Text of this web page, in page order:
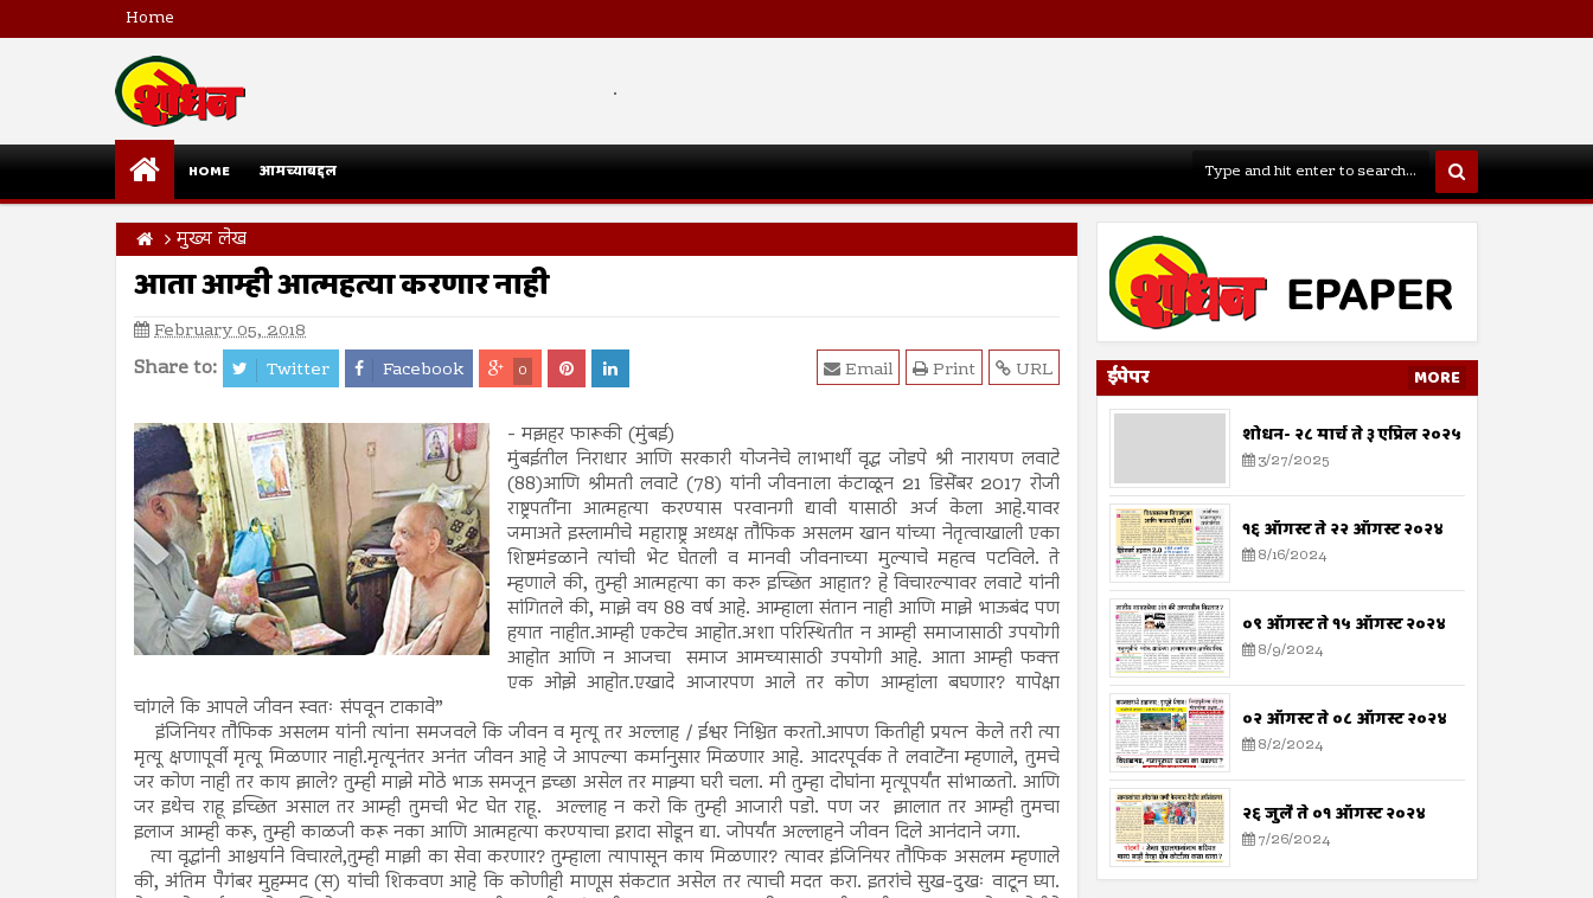
Home
.
HOME आमच्याबद्दल
मुख्य लेख
आता आम्ही आत्महत्या करणार नाही
February 05, 2018
Share to: Twitter Facebook 0 URL
Print
Email
- मझहर फारूकी (मुंबई)
मुंबईतील निराधार आणि सरकारी योजनेचे लाभार्थी वृद्ध जोडपे श्री नारायण लवाटे
(88)आणि श्रीमती लवाटे (78) यांनी जीवनाला कंटाळून 21 डिसेंबर 2017 रोजी
राष्ट्रपतींना आत्महत्या करण्यास परवानगी द्यावी यासाठी अर्ज केला आहे.यावर
जमाअते इस्लामीचे महाराष्ट्र अध्यक्ष तौफिक असलम खान यांच्या नेतृत्वाखाली एका
शिष्टमंडळाने त्यांची भेट घेतली व मानवी जीवनाच्या मुल्याचे महत्व पटविले. ते
म्हणाले की, तुम्ही आत्महत्या का करु इच्छित आहात? हे विचारल्यावर लवाटे यांनी
सांगितले की, माझे वय 88 वर्ष आहे. आम्हाला संतान नाही आणि माझे भाऊबंद पण
हयात नाहीत.आम्ही एकटेच आहोत.अशा परिस्थितीत न आम्ही समाजासाठी उपयोगी
आहोत आणि न आजचा समाज आमच्यासाठी उपयोगी आहे. आता आम्ही फक्त
एक ओझे आहोत.एखादे आजारपण आले तर कोण आम्हांला बघणार? यापेक्षा
चांगले कि आपले जीवन स्वतः संपवून टाकावे”
इंजिनियर तौफिक असलम यांनी त्यांना समजवले कि जीवन व मृत्यू तर अल्लाह / ईश्वर निश्चित करतो.आपण कितीही प्रयत्न केले तरी त्या
मृत्यू क्षणापूर्वी मृत्यू मिळणार नाही.मृत्यूनंतर अनंत जीवन आहे जे आपल्या कर्मानुसार मिळणार आहे. आदरपूर्वक ते लवाटेंना म्हणाले, तुमचे
जर कोण नाही तर काय झाले? तुम्ही माझे मोठे भाऊ समजून इच्छा असेल तर माझ्या घरी चला. मी तुम्हा दोघांना मृत्यूपर्यंत सांभाळतो. आणि
जर इथेच राहू इच्छित असाल तर आम्ही तुमची भेट घेत राहू. अल्लाह न करो कि तुम्ही आजारी पडो. पण जर झालात तर आम्ही तुमचा
इलाज आम्ही करू, तुम्ही काळजी करू नका आणि आत्महत्या करण्याचा इरादा सोडून द्या. जोपर्यंत अल्लाहने जीवन दिले आनंदाने जगा.
त्या वृद्धांनी आश्चर्याने विचारले,तुम्ही माझी का सेवा करणार? तुम्हाला त्यापासून काय मिळणार? त्यावर इंजिनियर तौफिक असलम म्हणाले
की, अंतिम पैगंबर मुहम्मद (स) यांची शिकवण आहे कि कोणीही माणूस संकटात असेल तर त्याची मदत करा. इतरांचे सुख-दुखः वाटून घ्या.
ईपेपर MORE
शोधन- २८ मार्च ते ३ एप्रिल २०२५
3/27/2025
१६ ऑगस्ट ते २२ ऑगस्ट २०२४
8/16/2024
०९ ऑगस्ट ते १५ ऑगस्ट २०२४
8/9/2024
०२ ऑगस्ट ते ०८ ऑगस्ट २०२४
8/2/2024
२६ जुलै ते ०१ ऑगस्ट २०२४
7/26/2024